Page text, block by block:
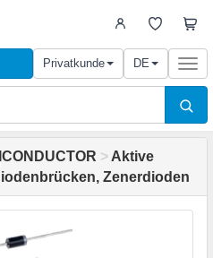
Privatkunde DE
> Aktive
Zenerdioden